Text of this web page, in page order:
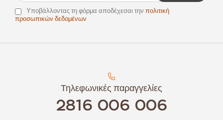
Υποβάλλοντας τη φόρμα αποδέχεσαι την πολιτική
προσωπικών δεδομένων
Τηλεφωνικές παραγγελίες
2816 006 006